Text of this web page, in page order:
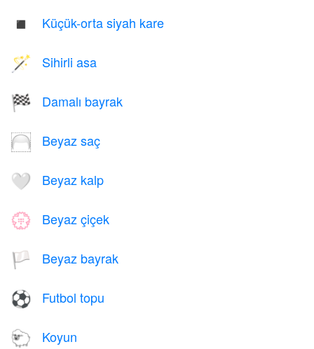
◾ Küçük-orta siyah kare
🪄 Sihirli asa
🏁 Damalı bayrak
🦳 Beyaz saç
🤍 Beyaz kalp
💮 Beyaz çiçek
🏳️ Beyaz bayrak
⚽ Futbol topu
🐑 Koyun